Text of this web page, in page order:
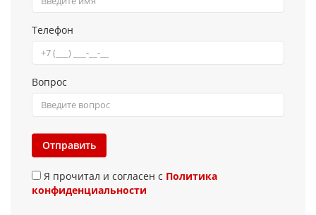
Телефон
Вопрос
Отправить
Я прочитал и согласен с Политика
конфиденциальности